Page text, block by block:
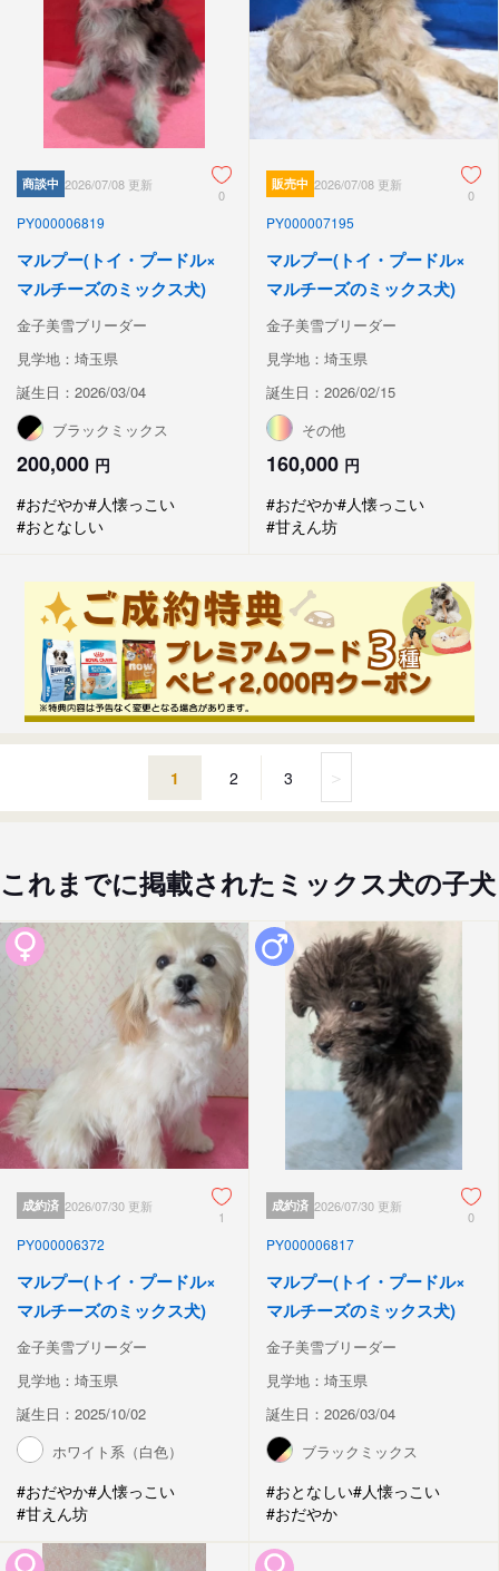
商談中 2026/07/08 更新
0
PY000006819
マルプー(トイ・プードル×
マルチーズのミックス犬)
金子美雪ブリーダー
見学地：埼玉県
誕生日：2026/03/04
ブラックミックス
200,000 円
#おだやか#人懐っこい
#おとなしい
販売中 2026/07/08 更新
0
PY000007195
マルプー(トイ・プードル×
マルチーズのミックス犬)
金子美雪ブリーダー
見学地：埼玉県
誕生日：2026/02/15
その他
160,000 円
#おだやか#人懐っこい
#甘えん坊
1 2 3 ＞
これまでに掲載されたミックス犬の子犬
成約済 2026/07/30 更新
1
PY000006372
マルプー(トイ・プードル×
マルチーズのミックス犬)
金子美雪ブリーダー
見学地：埼玉県
誕生日：2025/10/02
ホワイト系（白色）
#おだやか#人懐っこい
#甘えん坊
成約済 2026/07/30 更新
0
PY000006817
マルプー(トイ・プードル×
マルチーズのミックス犬)
金子美雪ブリーダー
見学地：埼玉県
誕生日：2026/03/04
ブラックミックス
#おとなしい#人懐っこい
#おだやか